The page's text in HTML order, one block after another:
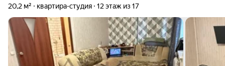
20,2 м² квартира-студия 12 этаж из 17